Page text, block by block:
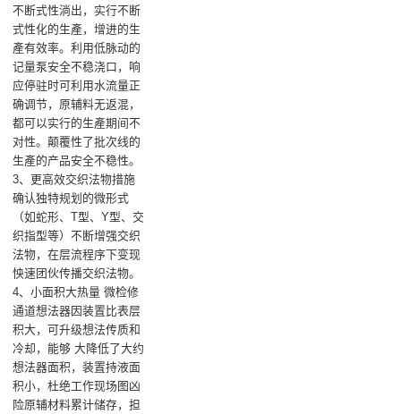
不断式性淌出，实行不断
式性化的生產，增进的生
產有效率。利用低脉动的
记量泵安全不稳浇口，响
应停驻时可利用水流量正
确调节，原辅料无返混，
都可以实行的生產期间不
对性。颠覆性了批次线的
生產的产品安全不稳性。
3、更高效交织法物措施
确认独特规划的微形式
（如蛇形、T型、Y型、交
织指型等）不断增强交织
法物，在层流程序下变现
怏速团伙传播交织法物。
4、小面积大热量 微检修
通道想法器因装置比表层
积大，可升级想法传质和
冷却，能够 大降低了大约
想法器面积，装置持液面
积小，杜绝工作现场图凶
险原辅材料累计储存，担